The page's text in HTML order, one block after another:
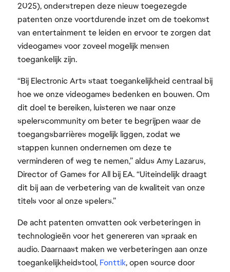
2025), onderstrepen deze nieuw toegezegde
patenten onze voortdurende inzet om de toekomst
van entertainment te leiden en ervoor te zorgen dat
videogames voor zoveel mogelijk mensen
toegankelijk zijn.
“Bij Electronic Arts staat toegankelijkheid centraal bij
hoe we onze videogames bedenken en bouwen. Om
dit doel te bereiken, luisteren we naar onze
spelerscommunity om beter te begrijpen waar de
toegangsbarrières mogelijk liggen, zodat we
stappen kunnen ondernemen om deze te
verminderen of weg te nemen,” aldus Amy Lazarus,
Director of Games for All bij EA. “Uiteindelijk draagt
dit bij aan de verbetering van de kwaliteit van onze
titels voor al onze spelers.”
De acht patenten omvatten ook verbeteringen in
technologieën voor het genereren van spraak en
audio. Daarnaast maken we verbeteringen aan onze
toegankelijkheidstool, Fonttik, open source door